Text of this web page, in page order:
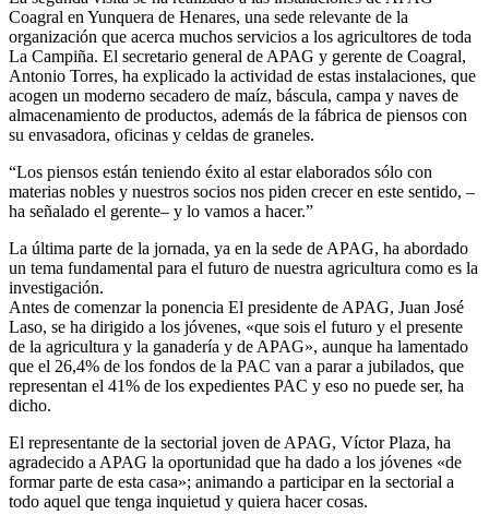
Coagral en Yunquera de Henares, una sede relevante de la
organización que acerca muchos servicios a los agricultores de toda
La Campiña. El secretario general de APAG y gerente de Coagral,
Antonio Torres, ha explicado la actividad de estas instalaciones, que
acogen un moderno secadero de maíz, báscula, campa y naves de
almacenamiento de productos, además de la fábrica de piensos con
su envasadora, oficinas y celdas de graneles.
“Los piensos están teniendo éxito al estar elaborados sólo con
materias nobles y nuestros socios nos piden crecer en este sentido, –
ha señalado el gerente– y lo vamos a hacer.”
La última parte de la jornada, ya en la sede de APAG, ha abordado
un tema fundamental para el futuro de nuestra agricultura como es la
investigación.
Antes de comenzar la ponencia El presidente de APAG, Juan José
Laso, se ha dirigido a los jóvenes, «que sois el futuro y el presente
de la agricultura y la ganadería y de APAG», aunque ha lamentado
que el 26,4% de los fondos de la PAC van a parar a jubilados, que
representan el 41% de los expedientes PAC y eso no puede ser, ha
dicho.
El representante de la sectorial joven de APAG, Víctor Plaza, ha
agradecido a APAG la oportunidad que ha dado a los jóvenes «de
formar parte de esta casa»; animando a participar en la sectorial a
todo aquel que tenga inquietud y quiera hacer cosas.